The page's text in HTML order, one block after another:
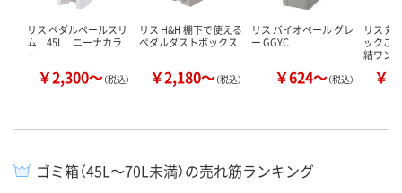
リス ペダルペールスリ
ム 45L ニーナカラ
ー
￥2,300～（税込）
リス H&H 棚下で使える
ペダルダストボックス
￥2,180～（税込）
リス バイオペール グレ
ー GGYC
￥624～（税込）
リス 対
ックご
結ワン
￥
ゴミ箱（45L～70L未満）の売れ筋ランキング